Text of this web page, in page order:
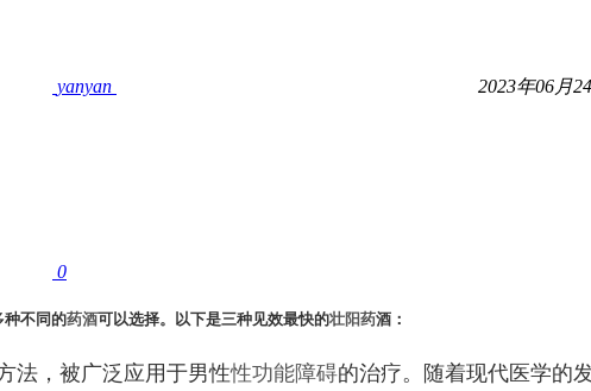
yanyan 2023年06月
0
种不同的药酒可以选择。以下是三种见效最快的壮阳药酒：
法，被广泛应用于男性性功能障碍的治疗。随着现代医学的